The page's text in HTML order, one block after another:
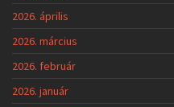
2026. április
2026. március
2026. február
2026. január